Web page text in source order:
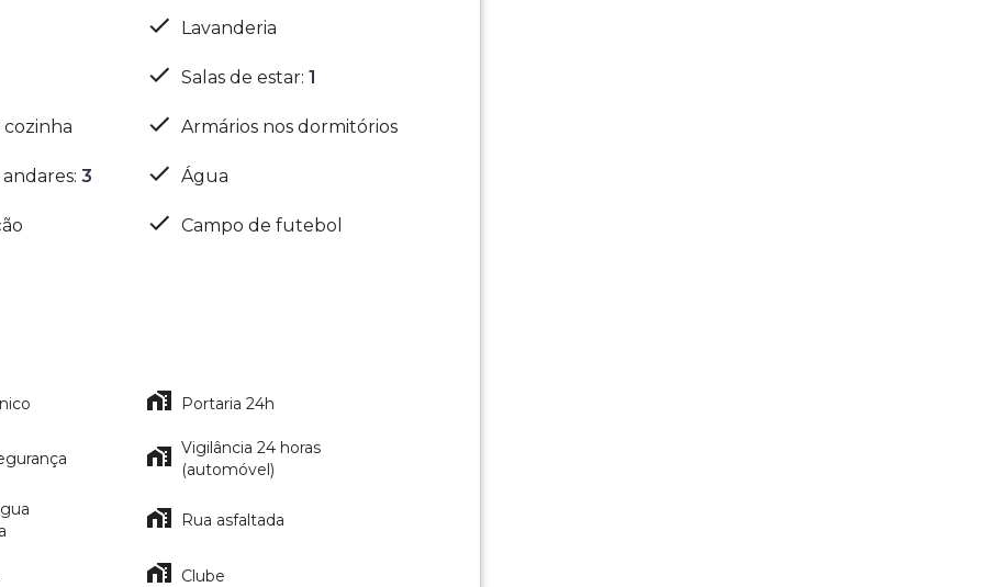
Lavanderia
Salas de estar:1
cozinha Armários nos dormitórios
: 3 Água
Campo de futebol
Portaria 24h
Vigilância 24 horas
(automóvel)
Rua asfaltada
Clube